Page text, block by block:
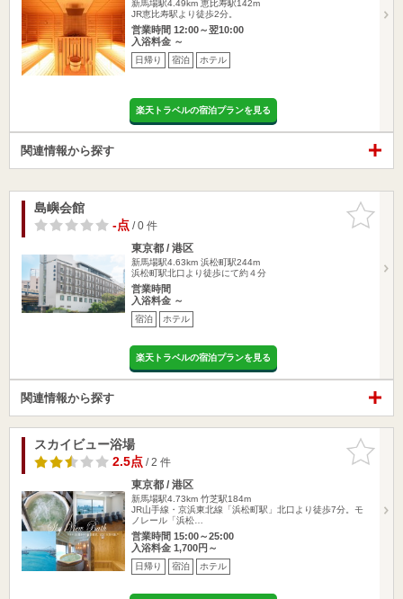
新馬場駅4.49km 恵比寿駅142m
JR恵比寿駅より徒歩2分。
営業時間 12:00～翌10:00
入浴料金 ～
日帰り 宿泊 ホテル
楽天トラベルの宿泊プランを見る
関連情報から探す
お気に入
りに追加
島嶼会館
-点/ 0 件
東京都 / 港区
新馬場駅4.63km 浜松町駅244m
浜松町駅北口より徒歩にて約４分
営業時間
入浴料金 ～
宿泊 ホテル
楽天トラベルの宿泊プランを見る
関連情報から探す
お気に入
りに追加
スカイビュー浴場
2.5点/ 2 件
東京都 / 港区
新馬場駅4.73km 竹芝駅184m
JR山手線・京浜東北線「浜松町駅」北口より徒歩7分。モ
ノレール「浜松…
営業時間 15:00～25:00
入浴料金 1,700円～
日帰り 宿泊 ホテル